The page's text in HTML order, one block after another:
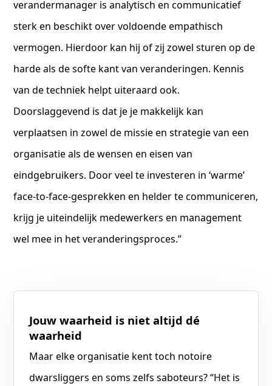
verandermanager is analytisch en communicatief
sterk en beschikt over voldoende empathisch
vermogen. Hierdoor kan hij of zij zowel sturen op de
harde als de softe kant van veranderingen. Kennis
van de techniek helpt uiteraard ook.
Doorslaggevend is dat je je makkelijk kan
verplaatsen in zowel de missie en strategie van een
organisatie als de wensen en eisen van
eindgebruikers. Door veel te investeren in ‘warme’
face-to-face-gesprekken en helder te communiceren,
krijg je uiteindelijk medewerkers en management
wel mee in het veranderingsproces.”
Jouw waarheid is niet altijd dé
waarheid
Maar elke organisatie kent toch notoire
dwarsliggers en soms zelfs saboteurs? “Het is